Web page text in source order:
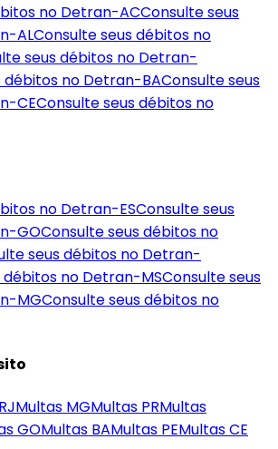
no Detran-ACConsulte seus
ALConsulte seus débitos no
seus débitos no Detran-
débitos no Detran-BAConsulte seus
CEConsulte seus débitos no
no Detran-ESConsulte seus
GOConsulte seus débitos no
seus débitos no Detran-
débitos no Detran-MSConsulte seus
MGConsulte seus débitos no
RJMultas MGMultas PRMultas
GOMultas BAMultas PEMultasCE